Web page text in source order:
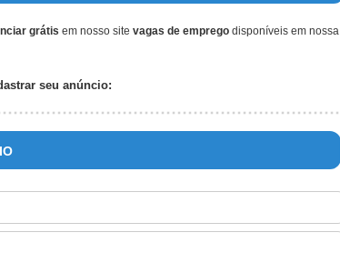
grátis em nosso site vagas de empregodisponíveis em nossa
seu anúncio: